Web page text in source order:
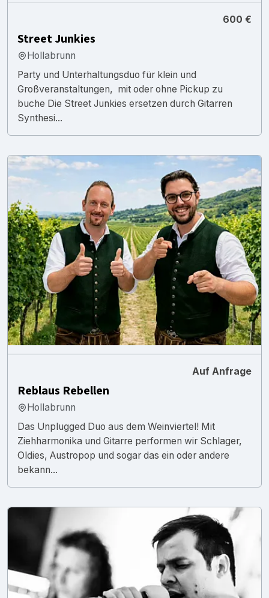
600 €
Street Junkies
Hollabrunn
Party und Unterhaltungsduo für klein und
Großveranstaltungen, mit oder ohne Pickup zu
buche Die Street Junkies ersetzen durch Gitarren
Synthesi...
Auf Anfrage
Reblaus Rebellen
Hollabrunn
Das Unplugged Duo aus dem Weinviertel! Mit
Ziehharmonika und Gitarre performen wir Schlager,
Oldies, Austropop und sogar das ein oder andere
bekann...